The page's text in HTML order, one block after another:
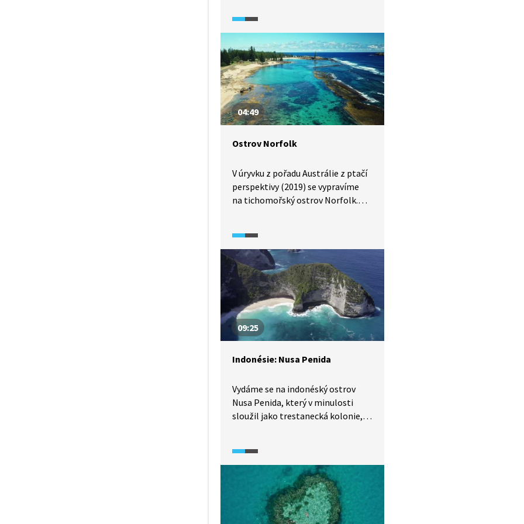
španělskou kolonií. Na území
o podobné rozloze jako Morava
najdeme rozmanitou přírodu.
Zatímco na pobřeží se vyskytuje
korálový útes (druhý největší
na světě), vnitrozemí pokrývá
tropický deštný les se zachovalými
prvky civilizace Mayů.
04:49
Ostrov Norfolk
V úryvku z pořadu Austrálie z ptačí
perspektivy (2019) se vypravíme
na tichomořský ostrov Norfolk.
a poznáme i některé tradice
místních obyvatel.
09:25
Indonésie: Nusa Penida
Vydáme se na indonéský ostrov
Nusa Penida, který v minulosti
sloužil jako trestanecká kolonie,
opustit. Uvidíme místní krásné
pláže, korály, život pod mořskou
hladinou nebo podzemní
hinduistický chrám. Na ostrově je
i jedna česká pekárna.